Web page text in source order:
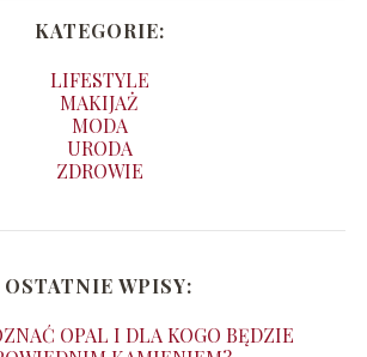
KATEGORIE:
LIFESTYLE
MAKIJAŻ
MODA
URODA
ZDROWIE
OSTATNIE WPISY:
OPAL I DLA KOGO BĘDZIE